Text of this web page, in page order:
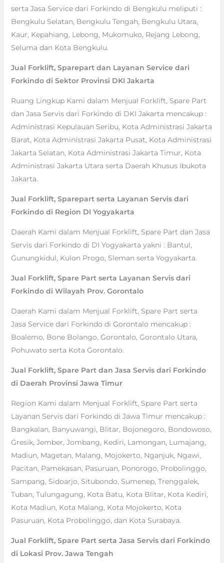
serta Jasa Service dari Forkindo di Bengkulu meliputi :
Bengkulu Selatan, Bengkulu Tengah, Bengkulu Utara,
Kaur, Kepahiang, Lebong, Mukomuko, Rejang Lebong,
Seluma dan Kota Bengkulu.
Jual Forklift, Sparepart dan Layanan Service dari
Forkindo di Sektor Provinsi DKI Jakarta
Ruang Lingkup Kami dalam Menjual Forklift, Spare Part
dan Jasa Servis dari Forkindo di DKI Jakarta mencakup :
Administrasi Kepulauan Seribu, Kota Administrasi Jakarta
Barat, Kota Administrasi Jakarta Pusat, Kota Administrasi
Jakarta Selatan, Kota Administrasi Jakarta Timur, Kota
Administrasi Jakarta Utara serta Daerah Khusus Ibukota
Jakarta.
Jual Forklift, Sparepart serta Layanan Servis dari
Forkindo di Region DI Yogyakarta
Daerah Kami dalam Menjual Forklift, Spare Part dan Jasa
Servis dari Forkindo di DI Yogyakarta yakni : Bantul,
Gunungkidul, Kulon Progo, Sleman serta Yogyakarta.
Jual Forklift, Spare Part serta Layanan Servis dari
Forkindo di Wilayah Prov. Gorontalo
Daerah Kami dalam Menjual Forklift, Spare Part serta
Jasa Service dari Forkindo di Gorontalo mencakup :
Boalemo, Bone Bolango, Gorontalo, Gorontalo Utara,
Pohuwato serta Kota Gorontalo.
Jual Forklift, Spare Part dan Jasa Servis dari Forkindo
di Daerah Provinsi Jawa Timur
Region Kami dalam Menjual Forklift, Spare Part serta
Layanan Servis dari Forkindo di Jawa Timur mencakup :
Bangkalan, Banyuwangi, Blitar, Bojonegoro, Bondowoso,
Gresik, Jember, Jombang, Kediri, Lamongan, Lumajang,
Madiun, Magetan, Malang, Mojokerto, Nganjuk, Ngawi,
Pacitan, Pamekasan, Pasuruan, Ponorogo, Probolinggo,
Sampang, Sidoarjo, Situbondo, Sumenep, Trenggalek,
Tuban, Tulungagung, Kota Batu, Kota Blitar, Kota Kediri,
Kota Madiun, Kota Malang, Kota Mojokerto, Kota
Pasuruan, Kota Probolinggo, dan Kota Surabaya.
Jual Forklift, Spare Part serta Jasa Servis dari Forkindo
di Lokasi Prov. Jawa Tengah